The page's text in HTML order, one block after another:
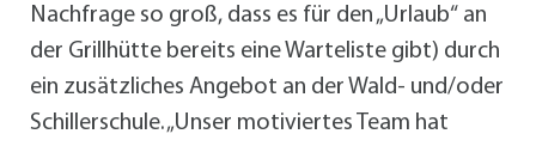
Nachfrage so groß, dass es für den „Urlaub“ an
der Grillhütte bereits eine Warteliste gibt) durch
ein zusätzliches Angebot an der Wald- und/oder
Schillerschule. „Unser motiviertes Team hat